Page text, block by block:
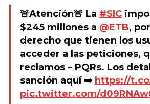
🚨Atención🚨 La #SIC
$245 millones a @ETB,
derecho que tienen los
acceder a las peticiones,
reclamos – PQRs. Los
sanción aquí ➡️ https://
pic.twitter.com/